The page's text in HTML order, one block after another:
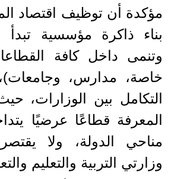
مؤكدة أن توظيف اقتصاد
بناء ذاكرة مؤسسية تبدأ
وتنمى داخل كافة
خاصة، مدارس،
التكامل بين الوزارات،
المعرفة قطاعًا عرضيًا
مناحي الدولة، ولا
وزارتي التربية والتعليم